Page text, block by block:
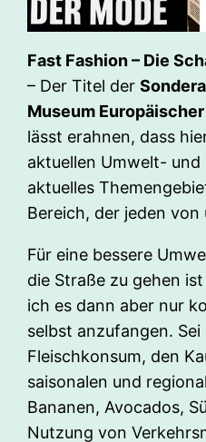
Fast Fashion – Die
– Der Titel der
Museum
lässt erahnen, dass
aktuellen Umwelt-
aktuelles
Bereich, der jeden von
Für eine bessere
die Straße zu gehen
ich es dann aber nur
selbst anzufangen. Sei
Fleischkonsum, den
saisonalen und
Bananen, Avocados,
Nutzung von